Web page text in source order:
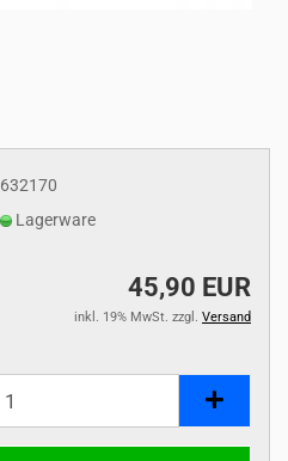
632170
Lagerware
45,90 EUR
inkl. 19% MwSt. zzgl. Versand